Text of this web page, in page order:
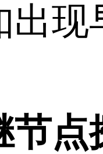
出现
节点